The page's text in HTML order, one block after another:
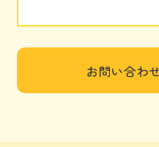
お問い合わ